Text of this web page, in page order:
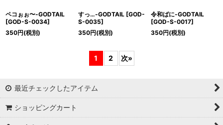
ペコぉぉ〜-GODTAIL
[GOD-S-0034]
350円(税別)
すっ…-GODTAIL [GOD-
S-0035]
350円(税別)
令和ばに-GODTAIL
[GOD-S-0017]
350円(税別)
1 2 次»
最近チェックしたアイテム
ショッピングカート